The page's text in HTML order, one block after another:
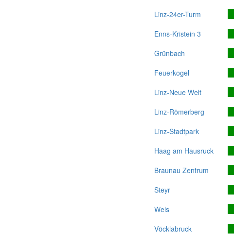
Linz-24er-Turm
Enns-Kristein 3
Grünbach
Feuerkogel
Linz-Neue Welt
Linz-Römerberg
Linz-Stadtpark
Haag am Hausruck
Braunau Zentrum
Steyr
Wels
Vöcklabruck